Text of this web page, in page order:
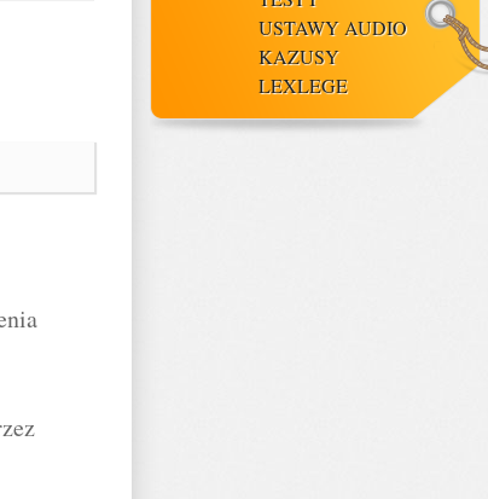
USTAWY AUDIO
KAZUSY
LEXLEGE